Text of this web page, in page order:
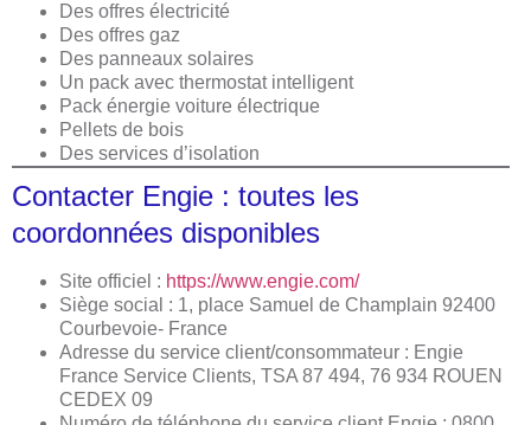
Des offres électricité
Des offres gaz
Des panneaux solaires
Un pack avec thermostat intelligent
Pack énergie voiture électrique
Pellets de bois
Des services d’isolation
Contacter Engie : toutes les
coordonnées disponibles
Site officiel : https://www.engie.com/
Siège social : 1, place Samuel de Champlain 92400
Courbevoie- France
Adresse du service client/consommateur : Engie
France Service Clients, TSA 87 494, 76 934 ROUEN
CEDEX 09